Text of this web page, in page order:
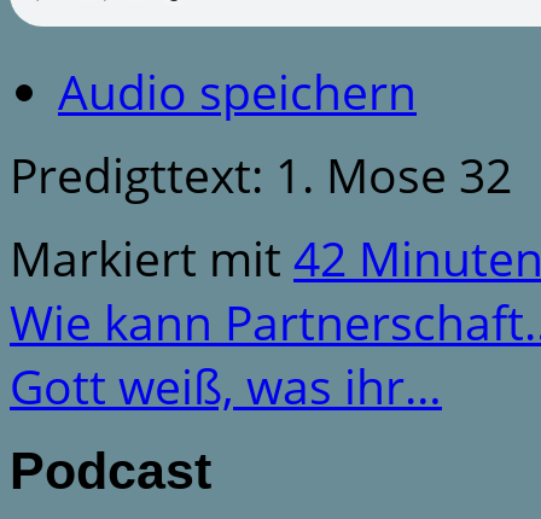
Audio speichern
Predigttext: 1. Mose 32
Markiert mit 42
Wie kann
Gott weiß, was ihr…
Podcast